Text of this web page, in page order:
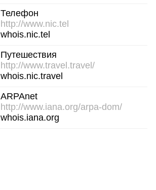
Телефон
http://www.nic.tel
whois.nic.tel
Путешествия
http://www.travel.travel/
whois.nic.travel
ARPAnet
http://www.iana.org/arpa-dom/
whois.iana.org